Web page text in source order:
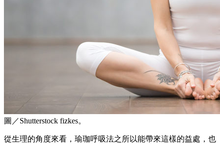
圖／Shutterstock fizkes。
從生理的角度來看，瑜珈呼吸法之所以能帶來這樣的益處，也